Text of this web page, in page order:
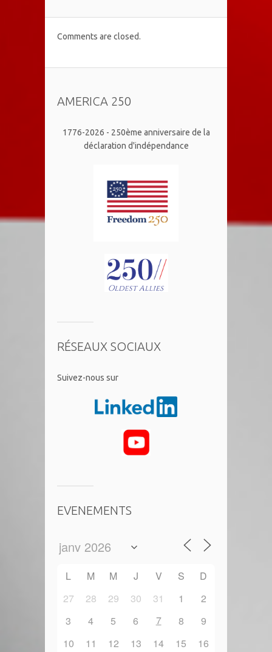
Comments are closed.
AMERICA 250
1776-2026 - 250ème anniversaire de la
déclaration d'indépendance
RÉSEAUX SOCIAUX
​Suivez-nous sur
EVENEMENTS
L M M J V S
D
27
28 29 30 31 1
2
3
4 5 6 7 8
9
10
11 12 13 14 15
16